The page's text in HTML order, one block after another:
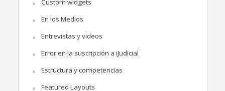
Custom widgets
En los Medios
Entrevistas y videos
Error en la suscripción a iJudicial
Estructura y competencias
Featured Layouts